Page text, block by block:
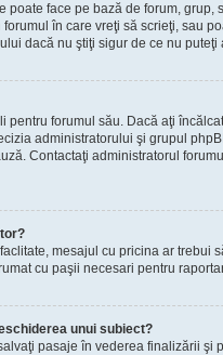
poate face pe bază de forum, grup,
în care vreţi să scrieţi, sau
dacă nu ştiţi sigur de ce nu
pentru forumul său. Dacă aţi
administratorului şi grupul
Contactaţi administratorul
mesajul cu pricina ar trebui
cu paşii necesari pentru
unui subiect?
pasaje în vederea finalizării şi